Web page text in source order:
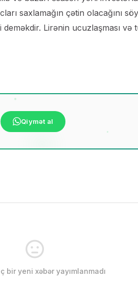
saxlamağın çətin olacağını
Lirənin ucuzlaşması və
Qiymət al
bir yeni xəbər yayımlanmadı